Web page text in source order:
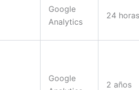
Google
Analytics
24 horas
Google
2 años